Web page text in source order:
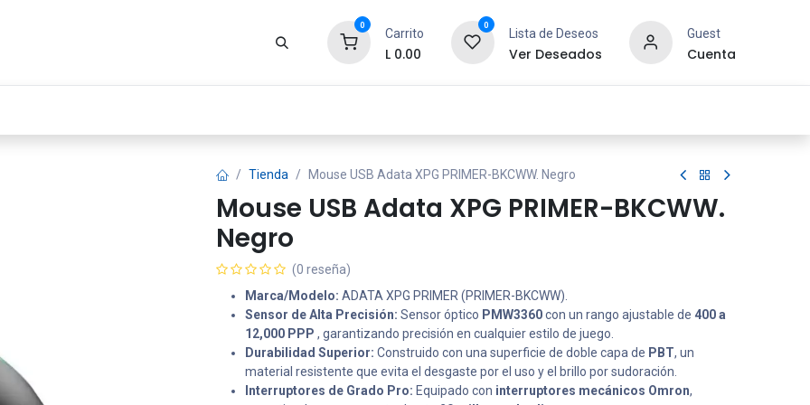
0
Carrito
L 0.00
0
Lista de Deseos
Ver Deseados
Guest
Cuenta
Tienda Mouse USB Adata XPG PRIMER-BKCWW. Negro
Mouse USB Adata XPG PRIMER-BKCWW.
Negro
(0 reseña)
Marca/Modelo: ADATA XPG PRIMER (PRIMER-BKCWW).
Sensor de Alta Precisión: Sensor óptico PMW3360con un rango ajustable de 400 a
12,000 PPP , garantizando precisión en cualquier estilo de juego.
Durabilidad Superior: Construido con una superficie de doble capa de PBT, un
material resistente que evita el desgaste por el uso y el brillo por sudoración.
Interruptores de Grado Pro: Equipado con interruptores mecánicos Omron,